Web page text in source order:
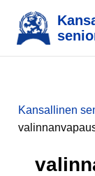
Kansallinen